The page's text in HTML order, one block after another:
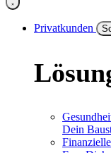
Privatkunden
Dein